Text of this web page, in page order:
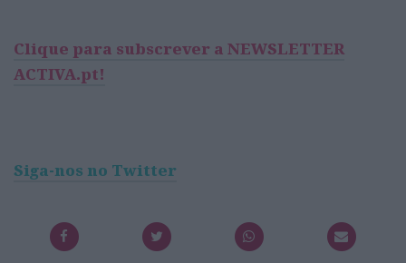
Clique para subscrever a NEWSLETTER
ACTIVA.pt!
Siga-nos no Twitter